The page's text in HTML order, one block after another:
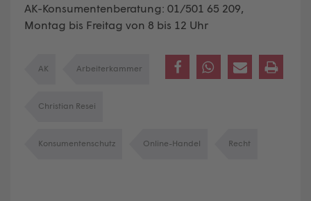
AK-Konsumenten­beratung: 01/501 65 209,
Montag bis Freitag von 8 bis 12 Uhr
AK Arbeiterkammer
Christian Resei
Konsumentenschutz Online-Handel Recht